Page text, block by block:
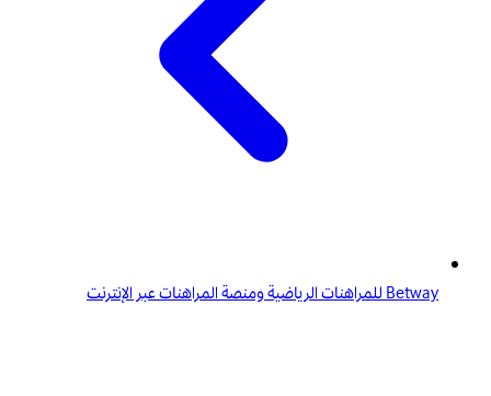
Betway للمراهنات الرياضية ومنصة المراهنات عبر الإنترنت